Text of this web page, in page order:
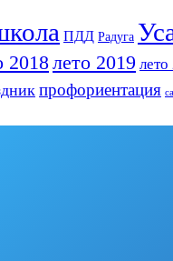
ПДД Радуга
2018лето 2019
профориентация